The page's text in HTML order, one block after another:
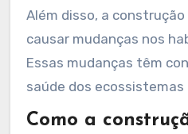
Além disso, a
causar mudanças nos
Essas mudanças têm
saúde dos
Como a